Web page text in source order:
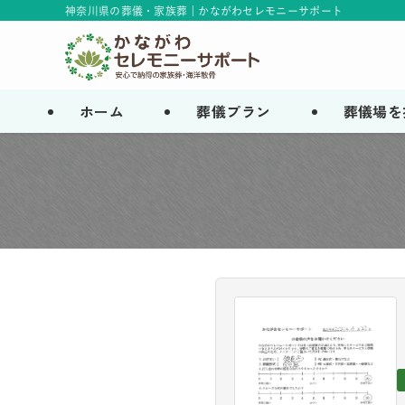
神奈川県の葬儀・家族葬 | かながわセレモニーサポート
ホーム 葬儀プラン 葬儀場